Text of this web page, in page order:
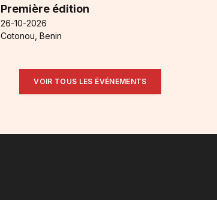
Première édition
26-10-2026
Cotonou, Benin
VOIR TOUS LES ÉVÉNEMENTS